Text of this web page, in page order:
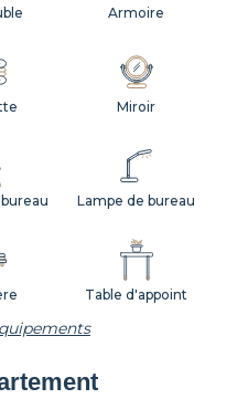
Lampe de bureau
papier
Table d'appoint
Décorations
Armoire
Miroir